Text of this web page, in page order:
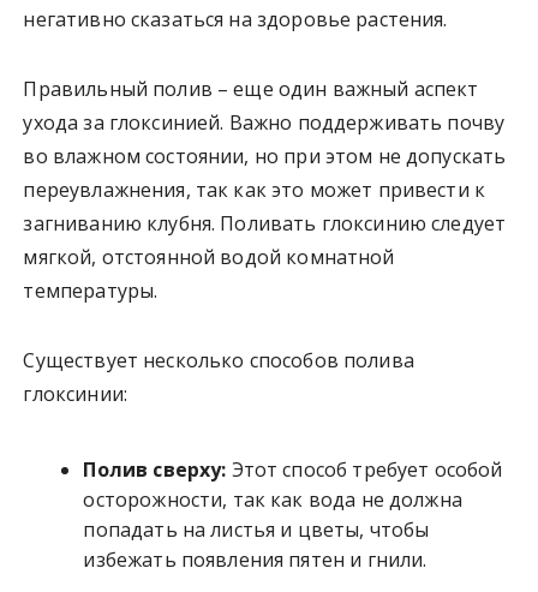
негативно сказаться на здоровье растения.
Правильный полив – еще один важный аспект
ухода за глоксинией. Важно поддерживать почву
во влажном состоянии, но при этом не допускать
переувлажнения, так как это может привести к
загниванию клубня. Поливать глоксинию следует
мягкой, отстоянной водой комнатной
температуры.
Существует несколько способов полива
глоксинии:
Полив сверху: Этот способ требует особой
осторожности, так как вода не должна
попадать на листья и цветы, чтобы
избежать появления пятен и гнили.